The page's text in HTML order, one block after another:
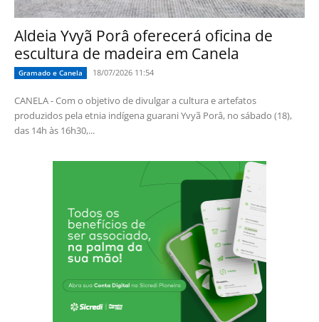
Aldeia Yvyã Porâ oferecerá oficina de
escultura de madeira em Canela
Gramado e Canela 18/07/2026 11:54
CANELA - Com o objetivo de divulgar a cultura e artefatos
produzidos pela etnia indígena guarani Yvyã Porâ, no sábado (18),
das 14h às 16h30,...